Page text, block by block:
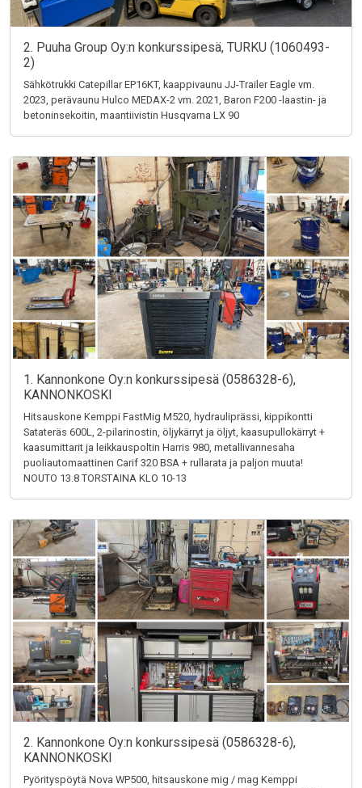
2. Puuha Group Oy:n konkurssipesä, TURKU (1060493-
2)
Sähkötrukki Catepillar EP16KT, kaappivaunu JJ-Trailer Eagle vm.
2023, perävaunu Hulco MEDAX-2 vm. 2021, Baron F200 -laastin- ja
betoninsekoitin, maantiivistin Husqvarna LX 90
1. Kannonkone Oy:n konkurssipesä (0586328-6),
KANNONKOSKI
Hitsauskone Kemppi FastMig M520, hydrauliprässi, kippikontti
Satateräs 600L, 2-pilarinostin, öljykärryt ja öljyt, kaasupullokärryt +
kaasumittarit ja leikkauspoltin Harris 980, metallivannesaha
puoliautomaattinen Carif 320 BSA + rullarata ja paljon muuta!
NOUTO 13.8 TORSTAINA KLO 10-13
2. Kannonkone Oy:n konkurssipesä (0586328-6),
KANNONKOSKI
Pyörityspöytä Nova WP500, hitsauskone mig / mag Kemppi